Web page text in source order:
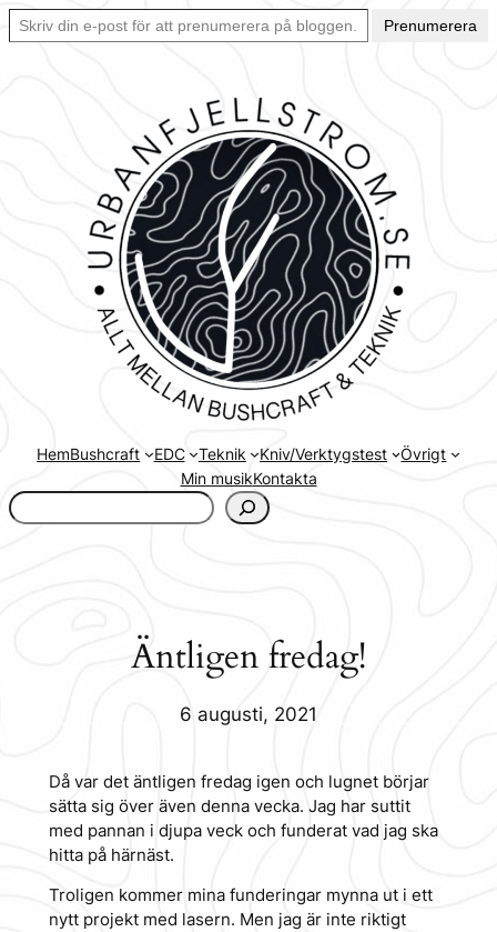
Hoppa
Skriv din e-post för att prenumerera på bloggen… Ett enkelt sätt att hålla sig uppdaterad automatiskt.
Prenumerera
HemBushcraft EDC Teknik Kniv/Verktygstest
Övrigt
Min musikKontakta
www.urbanfjellstrom.se/jamforelselistan/
Äntligen fredag!
6 augusti, 2021
Då var det äntligen fredag igen och lugnet börjar
sätta sig över även denna vecka. Jag har suttit
med pannan i djupa veck och funderat vad jag ska
hitta på härnäst.
Troligen kommer mina funderingar mynna ut i ett
nytt projekt med lasern. Men jag är inte riktigt